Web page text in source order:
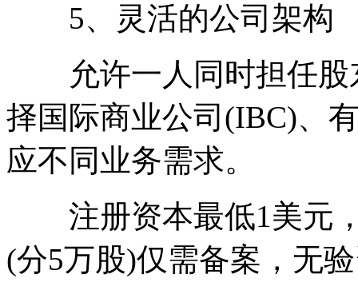
5、灵活的公司架构
允许一人同时担任股
择国际商业公司(IBC)、
应不同业务需求。
注册资本最低1美元，
(分5万股)仅需备案，无